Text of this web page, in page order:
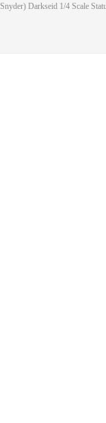
Snyder) Darkseid 1/4